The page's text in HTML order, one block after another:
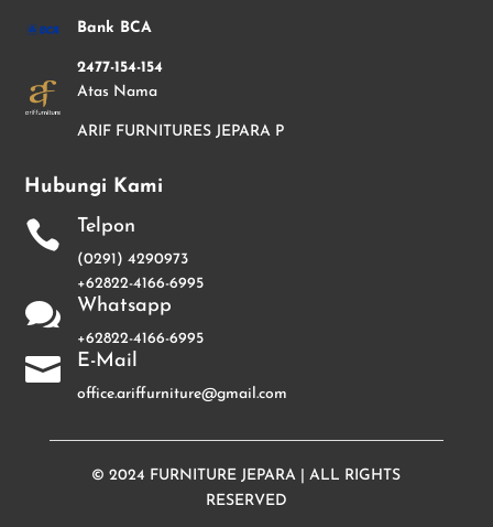
Bank BCA
2477-154-154
Atas Nama
ARIF FURNITURES JEPARA P
Hubungi Kami
 Telpon
(0291) 4290973
+62822-4166-6995
 Whatsapp
+62822-4166-6995
 E-Mail
office.ariffurniture@gmail.com
© 2024 FURNITURE JEPARA | ALL RIGHTS
RESERVED